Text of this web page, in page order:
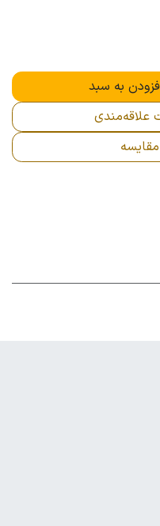
به سبد
علاقه‌مندی